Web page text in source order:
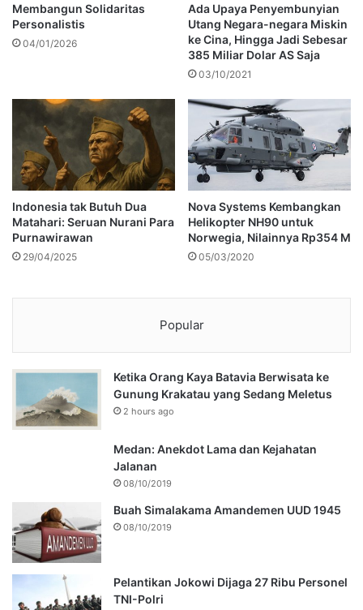
Membangun Solidaritas
Personalistis
04/01/2026
Ada Upaya Penyembunyian
Utang Negara-negara Miskin
ke Cina, Hingga Jadi Sebesar
385 Miliar Dolar AS Saja
03/10/2021
Indonesia tak Butuh Dua
Matahari: Seruan Nurani Para
Purnawirawan
29/04/2025
Nova Systems Kembangkan
Helikopter NH90 untuk
Norwegia, Nilainnya Rp354 M
05/03/2020
Popular
Ketika Orang Kaya Batavia Berwisata ke
Gunung Krakatau yang Sedang Meletus
2 hours ago
Medan: Anekdot Lama dan Kejahatan
Jalanan
08/10/2019
Buah Simalakama Amandemen UUD 1945
08/10/2019
Pelantikan Jokowi Dijaga 27 Ribu Personel
TNI-Polri